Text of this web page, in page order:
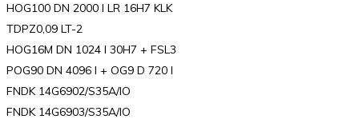
HOG100 DN 2000 I LR 16H7 KLK
TDPZ0,09 LT-2
HOG16M DN 1024 I 30H7 + FSL3
POG90 DN 4096 I + OG9 D 720 I
FNDK 14G6902/S35A/IO
FNDK 14G6903/S35A/IO